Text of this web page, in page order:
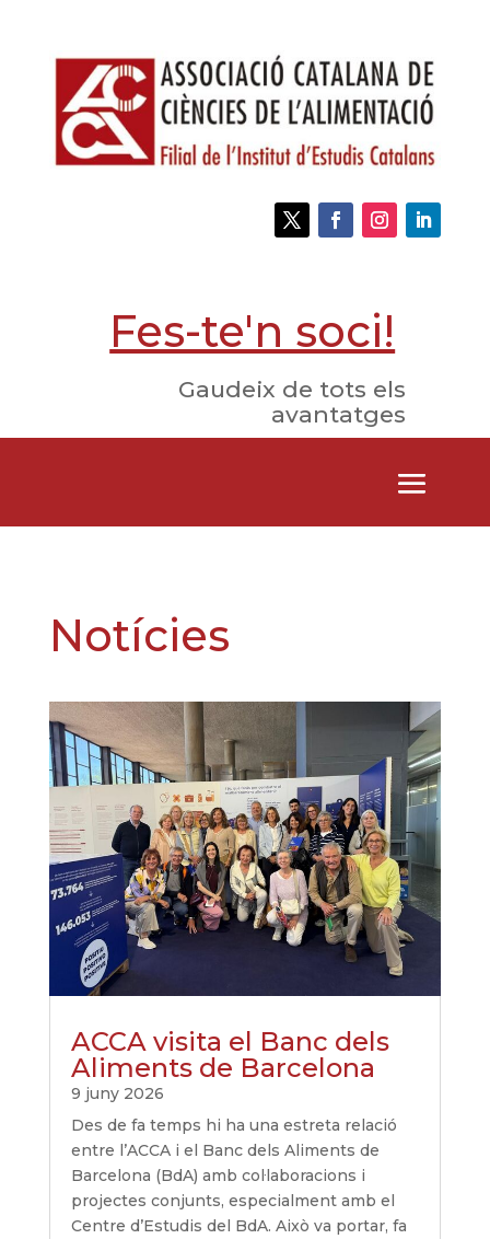
Fes-te'n soci!
Gaudeix de tots els
avantatges
Notícies
ACCA visita el Banc dels
Aliments de Barcelona
9 juny 2026
Des de fa temps hi ha una estreta relació
entre l’ACCA i el Banc dels Aliments de
Barcelona (BdA) amb col·laboracions i
projectes conjunts, especialment amb el
Centre d’Estudis del BdA. Això va portar, fa